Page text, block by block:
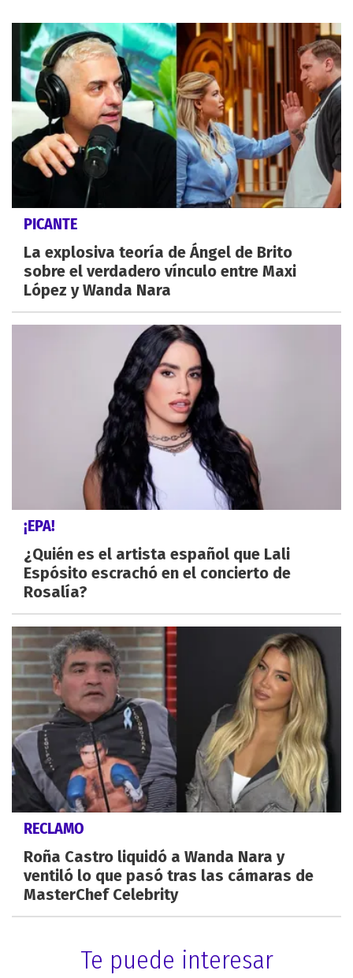
PICANTE
La explosiva teoría de Ángel de Brito
sobre el verdadero vínculo entre Maxi
López y Wanda Nara
¡EPA!
¿Quién es el artista español que Lali
Espósito escrachó en el concierto de
Rosalía?
RECLAMO
Roña Castro liquidó a Wanda Nara y
ventiló lo que pasó tras las cámaras de
MasterChef Celebrity
Te puede interesar